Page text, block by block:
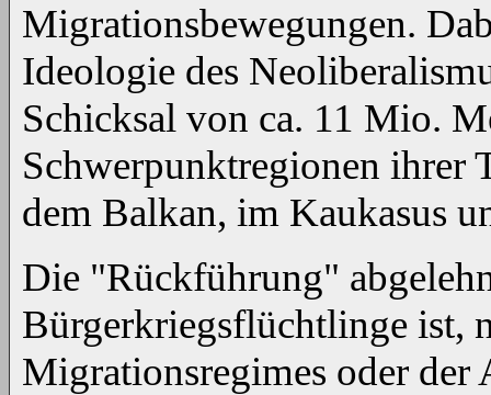
Migrationsbewegungen.
Ideologie des
Schicksal von ca. 11 Mio.
Schwerpunktregionen ihrer
dem Balkan, im Kaukasus
Die "Rückführung"
Bürgerkriegsflüchtlinge ist,
Migrationsregimes oder